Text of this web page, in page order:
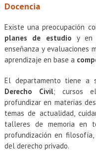
Docencia
Existe una preocupación
planes de estudio y en
enseñanza y evaluaciones
aprendizaje en base a
El departamento tiene a
Derecho Civil; cursos
profundizar en materias
temas de actualidad,
talleres de memoria en
profundización en
del derecho privado.